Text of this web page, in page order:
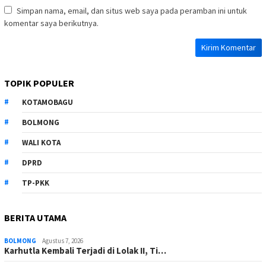
Simpan nama, email, dan situs web saya pada peramban ini untuk
komentar saya berikutnya.
TOPIK POPULER
KOTAMOBAGU
BOLMONG
WALI KOTA
DPRD
TP-PKK
BERITA UTAMA
BOLMONG Agustus 7, 2026
Karhutla Kembali Terjadi di Lolak II, Ti…